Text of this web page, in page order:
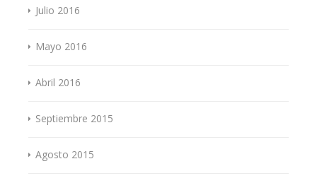
Julio 2016
Mayo 2016
Abril 2016
Septiembre 2015
Agosto 2015